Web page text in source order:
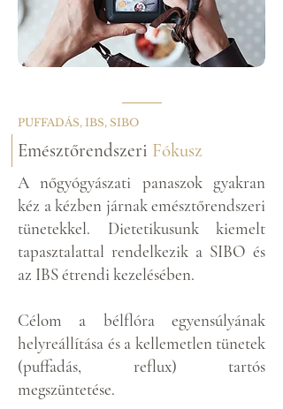
PUFFADÁS, IBS, SIBO
Emésztőrendszeri Fókusz
A nőgyógyászati panaszok gyakran
kéz a kézben járnak emésztőrendszeri
tünetekkel. Dietetikusunk kiemelt
tapasztalattal rendelkezik a SIBO és
az IBS étrendi kezelésében.
Célom a bélflóra egyensúlyának
helyreállítása és a kellemetlen tünetek
(puffadás, reflux) tartós
megszüntetése.